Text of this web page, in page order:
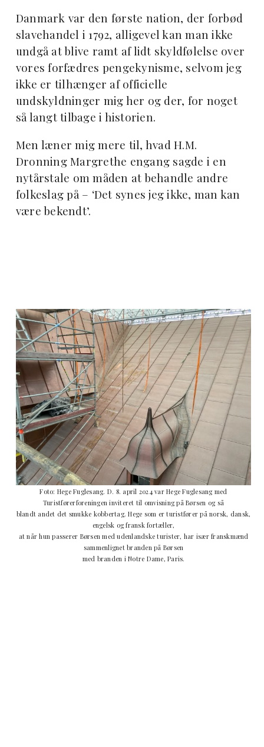
Danmark var den første nation, der forbød
slavehandel i 1792, alligevel kan man ikke
undgå at blive ramt af lidt skyldfølelse over
vores forfædres pengekynisme, selvom jeg
ikke er tilhænger af officielle
undskyldninger mig her og der, for noget
så langt tilbage i historien.
Men læner mig mere til, hvad H.M.
Dronning Margrethe engang sagde i en
nytårstale om måden at behandle andre
folkeslag på – ‘Det synes jeg ikke, man kan
være bekendt’.
Foto: Hege Fuglesang. D. 8. april 2024 var Hege Fuglesang med
Turistførerforeningen inviteret til omvisning på Børsen og så
blandt andet det smukke kobbertag.Hege som er turistfører på norsk, dansk,
engelsk og fransk fortæller,
at når hun passerer Børsen med udenlandske turister, har især franskmænd
sammenlignet branden på Børsen
med branden i Notre Dame, Paris.